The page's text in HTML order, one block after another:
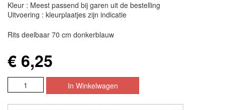
Kleur : Meest passend bij garen uit de bestelling
Uitvoering : kleurplaatjes zijn indicatie
Rits deelbaar 70 cm donkerblauw
€ 6,25